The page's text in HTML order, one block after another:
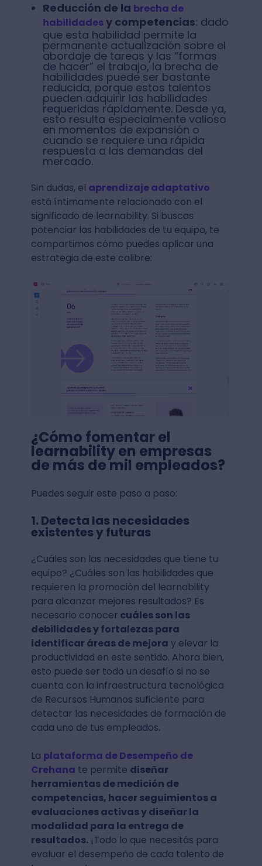
Reducción de la brecha de
habilidadesy competencias: dado
que esta habilidad permite la
permanente actualización sobre el
abordaje de tareas y las “formas
de hacer” el trabajo, la brecha de
habilidades puede ser bastante
reducida, porque estos talentos
pueden adquirir las habilidades
requeridas rápidamente. Desde ya,
esto resulta especialmente valioso
en momentos de expansión o
cuando se requiere una rápida
respuesta a las demandas del
mercado.
Sin dudas, el aprendizaje adaptativo
está íntimamente relacionado con el
significado de learnability. Si buscas
potenciar las habilidades de tu equipo, te
compartimos cómo puedes aplicar una
estrategia de este calibre:
¿Cómo fomentar el
learnability en empresas
de más de mil empleados?
Puedes seguir este paso a paso:
1. Detecta las necesidades
existentes y futuras
¿Cuáles son las necesidades que tiene tu
equipo? ¿Cuáles son las habilidades que
requieren la promoción del learnability
para alcanzar mejores resultados? Es
necesario conocer cuáles son las
debilidades y fortalezas para
identificar áreas de mejora y elevar la
productividad en este sentido. Ahora bien,
esto puede ser todo un desafío si no se
cuenta con la infraestructura tecnológica
de Recursos Humanos suficiente para
detectar las necesidades de formación de
cada uno de tus empleados.
La plataforma de Desempeño de
Crehana te permite diseñar
herramientas de medición de
competencias, hacer seguimientos a
evaluaciones activas y diseñar la
modalidad para la entrega de
resultados.¡Todo lo que necesitás para
evaluar el desempeño de cada talento de